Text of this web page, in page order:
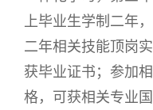
上毕业生学制二年
二年相关技能顶岗
获毕业证书；参加
格，可获相关专业